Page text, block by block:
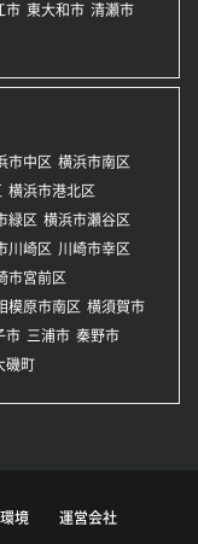
市 東大和市 清瀬市
市中区 横浜市南区
横浜市港北区
緑区 横浜市瀬谷区
川崎区 川崎市幸区
市宮前区
模原市南区 横須賀市
市 三浦市 秦野市
磯町
境 運営会社